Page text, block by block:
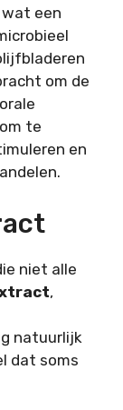
een
om de
te
en
niet alle
,
natuurlijk
dat soms